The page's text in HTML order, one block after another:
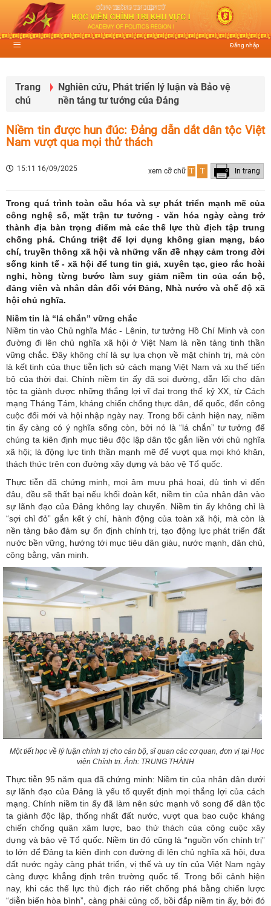
Đăng nhập
Trang
chủ
Nghiên cứu, Phát triển lý luận và Bảo vệ
nền tảng tư tưởng của Đảng
Niềm tin được hun đúc: Đảng dẫn dắt dân tộc Việt
Nam vượt qua mọi thử thách
15:11 16/09/2025 xem cỡ chữ T T In trang
Trong quá trình toàn cầu hóa và sự phát triển mạnh mẽ của
công nghệ số, mặt trận tư tưởng - văn hóa ngày càng trở
thành địa bàn trọng điểm mà các thế lực thù địch tập trung
chống phá. Chúng triệt để lợi dụng không gian mạng, báo
chí, truyền thông xã hội và những vấn đề nhạy cảm trong đời
sống kinh tế - xã hội để tung tin giả, xuyên tạc, gieo rắc hoài
nghi, hòng từng bước làm suy giảm niềm tin của cán bộ,
đảng viên và nhân dân đối với Đảng, Nhà nước và chế độ xã
hội chủ nghĩa.
Niềm tin là “lá chắn” vững chắc
Niềm tin vào Chủ nghĩa Mác - Lênin, tư tưởng Hồ Chí Minh và con
đường đi lên chủ nghĩa xã hội ở Việt Nam là nền tảng tinh thần
vững chắc. Đây không chỉ là sự lựa chọn về mặt chính trị, mà còn
là kết tinh của thực tiễn lịch sử cách mạng Việt Nam và xu thế tiến
bộ của thời đại. Chính niềm tin ấy đã soi đường, dẫn lối cho dân
tộc ta giành được những thắng lợi vĩ đại trong thế kỷ XX, từ Cách
mạng Tháng Tám, kháng chiến chống thực dân, đế quốc, đến công
cuộc đổi mới và hội nhập ngày nay. Trong bối cảnh hiện nay, niềm
tin ấy càng có ý nghĩa sống còn, bởi nó là “lá chắn” tư tưởng để
chúng ta kiên định mục tiêu độc lập dân tộc gắn liền với chủ nghĩa
xã hội; là động lực tinh thần mạnh mẽ để vượt qua mọi khó khăn,
thách thức trên con đường xây dựng và bảo vệ Tổ quốc.
Thực tiễn đã chứng minh, mọi âm mưu phá hoại, dù tinh vi đến
đâu, đều sẽ thất bại nếu khối đoàn kết, niềm tin của nhân dân vào
sự lãnh đạo của Đảng không lay chuyển. Niềm tin ấy không chỉ là
“sợi chỉ đỏ” gắn kết ý chí, hành động của toàn xã hội, mà còn là
nền tảng bảo đảm sự ổn định chính trị, tạo động lực phát triển đất
nước bền vững, hướng tới mục tiêu dân giàu, nước mạnh, dân chủ,
công bằng, văn minh.
Một tiết học về lý luận chính trị cho cán bộ, sĩ quan các cơ quan, đơn vị tại Học
viện Chính trị. Ảnh: TRUNG THÀNH
Thực tiễn 95 năm qua đã chứng minh: Niềm tin của nhân dân dưới
sự lãnh đạo của Đảng là yếu tố quyết định mọi thắng lợi của cách
mạng. Chính niềm tin ấy đã làm nên sức mạnh vô song để dân tộc
ta giành độc lập, thống nhất đất nước, vượt qua bao cuộc kháng
chiến chống quân xâm lược, bao thử thách của công cuộc xây
dựng và bảo vệ Tổ quốc. Niềm tin đó cũng là “nguồn vốn chính trị”
to lớn để Đảng ta kiên định con đường đi lên chủ nghĩa xã hội, đưa
đất nước ngày càng phát triển, vị thế và uy tín của Việt Nam ngày
càng được khẳng định trên trường quốc tế. Trong bối cảnh hiện
nay, khi các thế lực thù địch ráo riết chống phá bằng chiến lược
“diễn biến hòa bình”, càng phải củng cố, bồi đắp niềm tin ấy, bởi đó